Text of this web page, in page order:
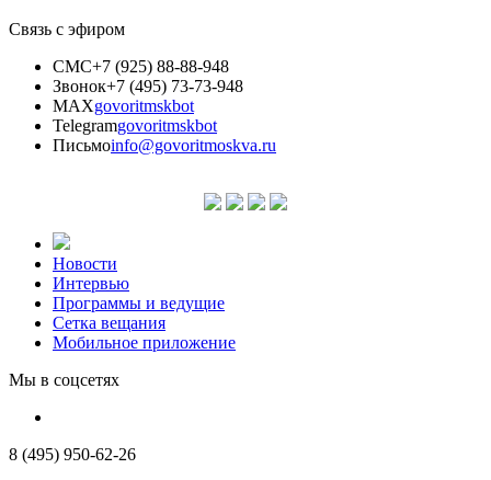
Связь с эфиром
СМС+7 (925) 88-88-948
Звонок+7 (495) 73-73-948
MAXgovoritmskbot
Telegramgovoritmskbot
Письмоinfo@govoritmoskva.ru
Новости
Интервью
Программы и ведущие
Сетка вещания
Мобильное приложение
Мы в соцсетях
8 (495) 950-62-26